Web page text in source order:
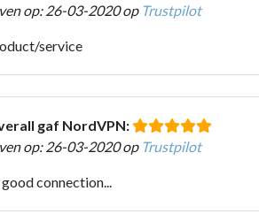
op: 26-03-2020 op Trustpilot
service
gaf NordVPN:
op: 26-03-2020 op Trustpilot
connection...